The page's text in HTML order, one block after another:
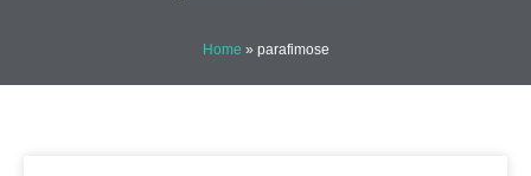
Home » parafimose